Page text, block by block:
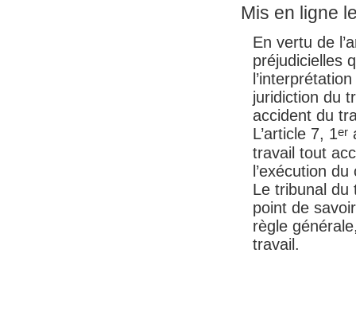
Mis en ligne
En vertu de
préjudicielles
juridiction du
accident du
L’article 7, 1er
travail tout
l’exécution
Le tribunal du
point de
règle
travail.